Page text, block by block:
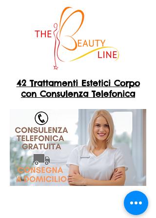
42 Trattamenti Estetici Corpo
con Consulenza Telefonica